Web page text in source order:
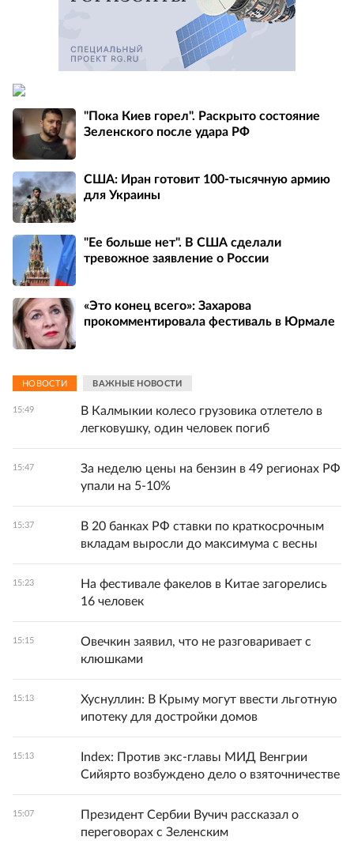
"Пока Киев горел". Раскрыто состояние
Зеленского после удара РФ
США: Иран готовит 100-тысячную армию
для Украины
"Ее больше нет". В США сделали
тревожное заявление о России
«Это конец всего»: Захарова
прокомментировала фестиваль в Юрмале
НОВОСТИ ВАЖНЫЕ НОВОСТИ
15:49
В Калмыкии колесо грузовика отлетело в
легковушку, один человек погиб
15:47
За неделю цены на бензин в 49 регионах РФ
упали на 5-10%
15:37
В 20 банках РФ ставки по краткосрочным
вкладам выросли до максимума с весны
15:23
На фестивале факелов в Китае загорелись
16 человек
15:15
Овечкин заявил, что не разговаривает с
клюшками
15:13
Хуснуллин: В Крыму могут ввести льготную
ипотеку для достройки домов
15:13
Index: Против экс-главы МИД Венгрии
Сийярто возбуждено дело о взяточничестве
15:07
Президент Сербии Вучич рассказал о
переговорах с Зеленским